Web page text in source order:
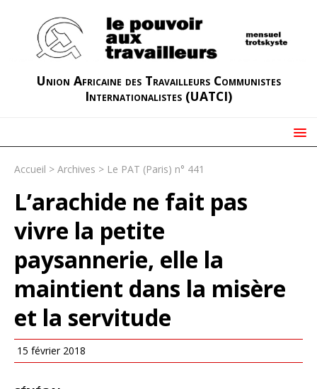
Union Africaine des Travailleurs Communistes
Internationalistes (UATCI)
Accueil > Archives > Le PAT (Paris) n° 441
L’arachide ne fait pas
vivre la petite
paysannerie, elle la
maintient dans la misère
et la servitude
15 février 2018